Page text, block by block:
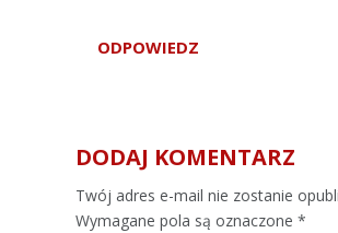
ODPOWIEDZ
DODAJ KOMENTARZ
Twój adres e-mail nie zostanie
Wymagane pola są oznaczone *